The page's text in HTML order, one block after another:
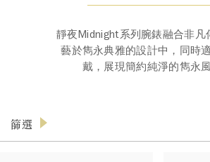
靜夜Midnight系列腕錶融合非凡
藝於雋永典雅的設計中，同時
戴，展現簡約純淨的雋永風
篩選